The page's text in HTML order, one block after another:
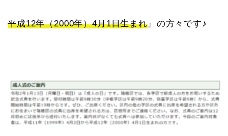
平成12年（2000年）4月1日生まれ』の方々です♪